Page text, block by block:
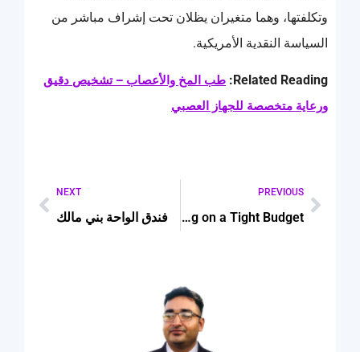
وتكلفتها، وهما متغيران يظلان تحت إشراف مباشر من
السياسة النقدية الأمريكية.
Related Reading:
طب المخ والأعصاب – تشخيص دقيق
ورعاية متخصصة للجهاز العصبي
PREVIOUS
Wedding Planning on a Tight Budget
NEXT
فندق الواحة بني مالك